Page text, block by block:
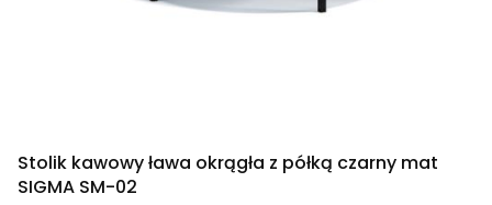
Stolik kawowy ława okrągła z półką czarny mat
SIGMA SM-02